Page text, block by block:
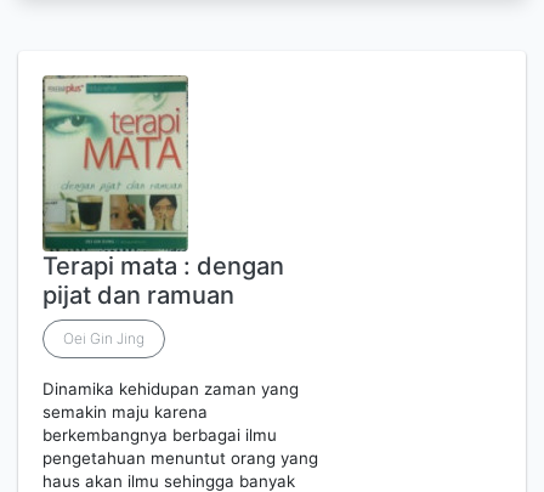
Terapi mata : dengan
pijat dan ramuan
Oei Gin Jing
Dinamika kehidupan zaman yang
semakin maju karena
berkembangnya berbagai ilmu
pengetahuan menuntut orang yang
haus akan ilmu sehingga banyak